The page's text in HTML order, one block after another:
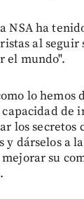
NSA ha
al seguir
el mundo".
lo hemos
capacidad de
los secretos
dárselos a
mejorar su